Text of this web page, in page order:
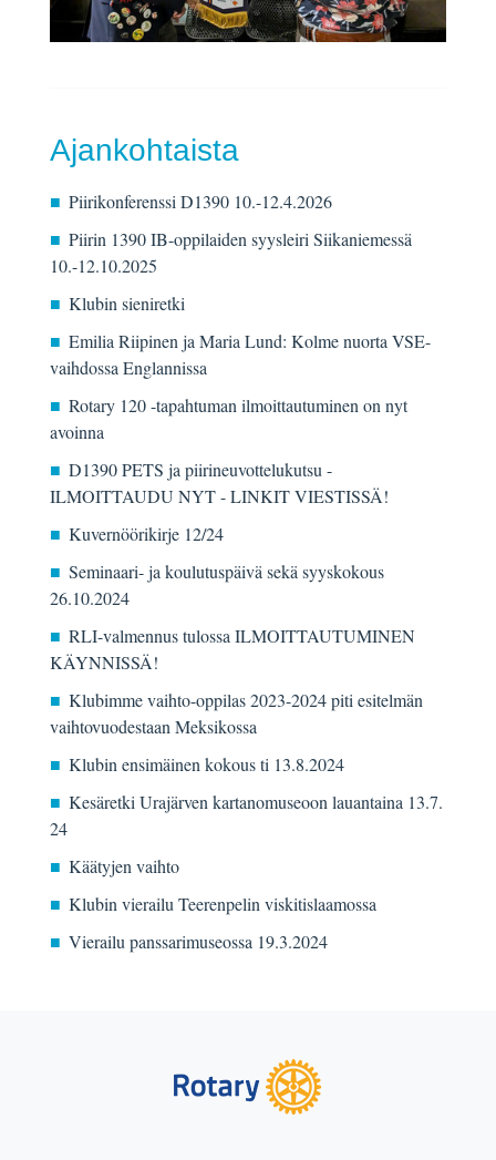
Ajankohtaista
Piirikonferenssi D1390 10.-12.4.2026
Piirin 1390 IB-oppilaiden syysleiri Siikaniemessä
10.-12.10.2025
Klubin sieniretki
Emilia Riipinen ja Maria Lund: Kolme nuorta VSE-
vaihdossa Englannissa
Rotary 120 -tapahtuman ilmoittautuminen on nyt
avoinna
D1390 PETS ja piirineuvottelukutsu -
ILMOITTAUDU NYT - LINKIT VIESTISSÄ!
Kuvernöörikirje 12/24
Seminaari- ja koulutuspäivä sekä syyskokous
26.10.2024
RLI-valmennus tulossa ILMOITTAUTUMINEN
KÄYNNISSÄ!
Klubimme vaihto-oppilas 2023-2024 piti esitelmän
vaihtovuodestaan Meksikossa
Klubin ensimäinen kokous ti 13.8.2024
Kesäretki Urajärven kartanomuseoon lauantaina 13.7.
24
Käätyjen vaihto
Klubin vierailu Teerenpelin viskitislaamossa
Vierailu panssarimuseossa 19.3.2024